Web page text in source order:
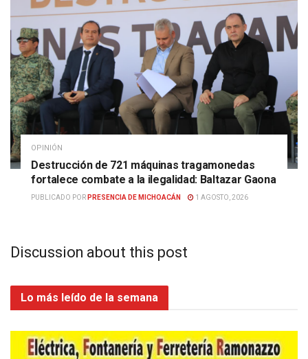
OPINIÓN
Destrucción de 721 máquinas tragamonedas
fortalece combate a la ilegalidad: Baltazar Gaona
PUBLICADO POR PRESENCIA DE MICHOACÁN 1 AGOSTO, 2026
Discussion about this post
Lo más leído de la semana